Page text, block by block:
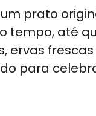
prato
tempo, até
ervas
para